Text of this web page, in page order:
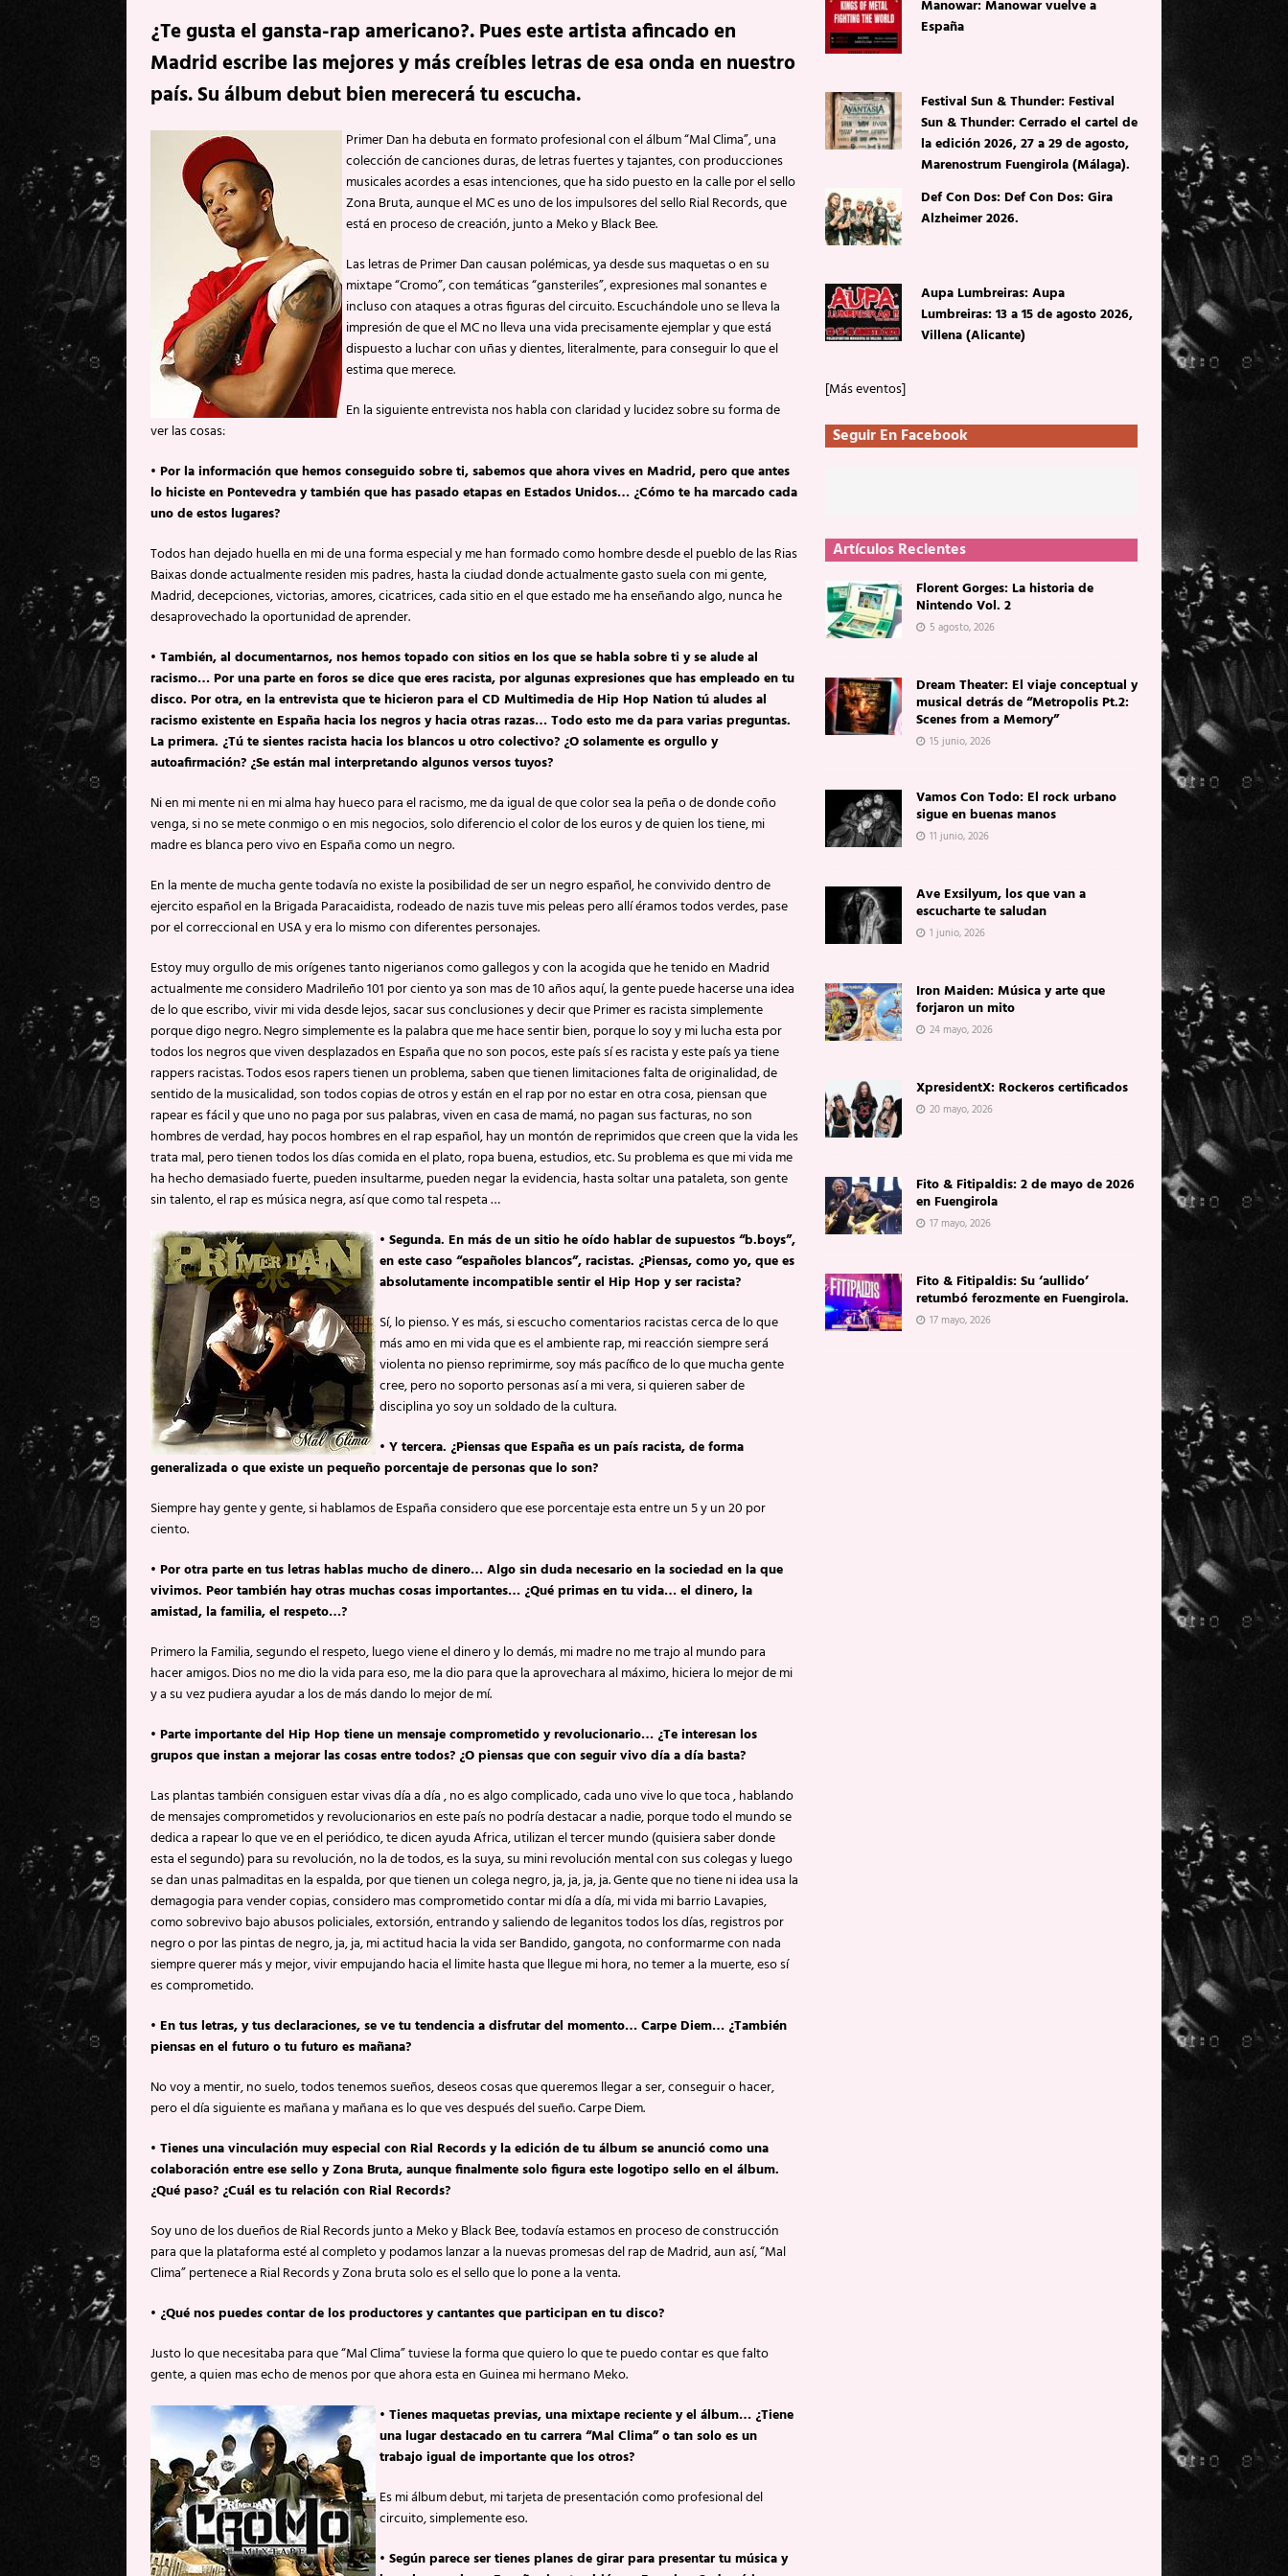
¿Te gusta el gansta-rap americano?. Pues este artista afincado en
Madrid escribe las mejores y más creíbles letras de esa onda en nuestro
país. Su álbum debut bien merecerá tu escucha.
Primer Dan ha debuta en formato profesional con el álbum “Mal Clima”, una
colección de canciones duras, de letras fuertes y tajantes, con producciones
musicales acordes a esas intenciones, que ha sido puesto en la calle por el sello
Zona Bruta, aunque el MC es uno de los impulsores del sello Rial Records, que
está en proceso de creación, junto a Meko y Black Bee.
Las letras de Primer Dan causan polémicas, ya desde sus maquetas o en su
mixtape “Cromo”, con temáticas “gansteriles”, expresiones mal sonantes e
incluso con ataques a otras figuras del circuito. Escuchándole uno se lleva la
impresión de que el MC no lleva una vida precisamente ejemplar y que está
dispuesto a luchar con uñas y dientes, literalmente, para conseguir lo que el
estima que merece.
En la siguiente entrevista nos habla con claridad y lucidez sobre su forma de
ver las cosas:
• Por la información que hemos conseguido sobre ti, sabemos que ahora vives en Madrid, pero que antes
lo hiciste en Pontevedra y también que has pasado etapas en Estados Unidos… ¿Cómo te ha marcado cada
uno de estos lugares?
Todos han dejado huella en mi de una forma especial y me han formado como hombre desde el pueblo de las Rias
Baixas donde actualmente residen mis padres, hasta la ciudad donde actualmente gasto suela con mi gente,
Madrid, decepciones, victorias, amores, cicatrices, cada sitio en el que estado me ha enseñando algo, nunca he
desaprovechado la oportunidad de aprender.
• También, al documentarnos, nos hemos topado con sitios en los que se habla sobre ti y se alude al
racismo… Por una parte en foros se dice que eres racista, por algunas expresiones que has empleado en tu
disco. Por otra, en la entrevista que te hicieron para el CD Multimedia de Hip Hop Nation tú aludes al
racismo existente en España hacia los negros y hacia otras razas… Todo esto me da para varias preguntas.
La primera. ¿Tú te sientes racista hacia los blancos u otro colectivo? ¿O solamente es orgullo y
autoafirmación? ¿Se están mal interpretando algunos versos tuyos?
Ni en mi mente ni en mi alma hay hueco para el racismo, me da igual de que color sea la peña o de donde coño
venga, si no se mete conmigo o en mis negocios, solo diferencio el color de los euros y de quien los tiene, mi
madre es blanca pero vivo en España como un negro.
En la mente de mucha gente todavía no existe la posibilidad de ser un negro español, he convivido dentro de
ejercito español en la Brigada Paracaidista, rodeado de nazis tuve mis peleas pero allí éramos todos verdes, pase
por el correccional en USA y era lo mismo con diferentes personajes.
Estoy muy orgullo de mis orígenes tanto nigerianos como gallegos y con la acogida que he tenido en Madrid
actualmente me considero Madrileño 101 por ciento ya son mas de 10 años aquí, la gente puede hacerse una idea
de lo que escribo, vivir mi vida desde lejos, sacar sus conclusiones y decir que Primer es racista simplemente
porque digo negro. Negro simplemente es la palabra que me hace sentir bien, porque lo soy y mi lucha esta por
todos los negros que viven desplazados en España que no son pocos, este país sí es racista y este país ya tiene
rappers racistas. Todos esos rapers tienen un problema, saben que tienen limitaciones falta de originalidad, de
sentido de la musicalidad, son todos copias de otros y están en el rap por no estar en otra cosa, piensan que
rapear es fácil y que uno no paga por sus palabras, viven en casa de mamá, no pagan sus facturas, no son
hombres de verdad, hay pocos hombres en el rap español, hay un montón de reprimidos que creen que la vida les
trata mal, pero tienen todos los días comida en el plato, ropa buena, estudios, etc. Su problema es que mi vida me
ha hecho demasiado fuerte, pueden insultarme, pueden negar la evidencia, hasta soltar una pataleta, son gente
sin talento, el rap es música negra, así que como tal respeta …
• Segunda. En más de un sitio he oído hablar de supuestos “b.boys”,
en este caso “españoles blancos”, racistas. ¿Piensas, como yo, que es
absolutamente incompatible sentir el Hip Hop y ser racista?
Sí, lo pienso. Y es más, si escucho comentarios racistas cerca de lo que
más amo en mi vida que es el ambiente rap, mi reacción siempre será
violenta no pienso reprimirme, soy más pacífico de lo que mucha gente
cree, pero no soporto personas así a mi vera, si quieren saber de
disciplina yo soy un soldado de la cultura.
• Y tercera. ¿Piensas que España es un país racista, de forma
generalizada o que existe un pequeño porcentaje de personas que lo son?
Siempre hay gente y gente, si hablamos de España considero que ese porcentaje esta entre un 5 y un 20 por
ciento.
• Por otra parte en tus letras hablas mucho de dinero… Algo sin duda necesario en la sociedad en la que
vivimos. Peor también hay otras muchas cosas importantes… ¿Qué primas en tu vida… el dinero, la
amistad, la familia, el respeto…?
Primero la Familia, segundo el respeto, luego viene el dinero y lo demás, mi madre no me trajo al mundo para
hacer amigos. Dios no me dio la vida para eso, me la dio para que la aprovechara al máximo, hiciera lo mejor de mi
y a su vez pudiera ayudar a los de más dando lo mejor de mí.
• Parte importante del Hip Hop tiene un mensaje comprometido y revolucionario… ¿Te interesan los
grupos que instan a mejorar las cosas entre todos? ¿O piensas que con seguir vivo día a día basta?
Las plantas también consiguen estar vivas día a día , no es algo complicado, cada uno vive lo que toca , hablando
de mensajes comprometidos y revolucionarios en este país no podría destacar a nadie, porque todo el mundo se
dedica a rapear lo que ve en el periódico, te dicen ayuda Africa, utilizan el tercer mundo (quisiera saber donde
esta el segundo) para su revolución, no la de todos, es la suya, su mini revolución mental con sus colegas y luego
se dan unas palmaditas en la espalda, por que tienen un colega negro, ja, ja, ja, ja. Gente que no tiene ni idea usa la
demagogia para vender copias, considero mas comprometido contar mi día a día, mi vida mi barrio Lavapies,
como sobrevivo bajo abusos policiales, extorsión, entrando y saliendo de leganitos todos los días, registros por
negro o por las pintas de negro, ja, ja, mi actitud hacia la vida ser Bandido, gangota, no conformarme con nada
siempre querer más y mejor, vivir empujando hacia el limite hasta que llegue mi hora, no temer a la muerte, eso sí
es comprometido.
• En tus letras, y tus declaraciones, se ve tu tendencia a disfrutar del momento… Carpe Diem… ¿También
piensas en el futuro o tu futuro es mañana?
No voy a mentir, no suelo, todos tenemos sueños, deseos cosas que queremos llegar a ser, conseguir o hacer,
pero el día siguiente es mañana y mañana es lo que ves después del sueño. Carpe Diem.
• Tienes una vinculación muy especial con Rial Records y la edición de tu álbum se anunció como una
colaboración entre ese sello y Zona Bruta, aunque finalmente solo figura este logotipo sello en el álbum.
¿Qué paso? ¿Cuál es tu relación con Rial Records?
Soy uno de los dueños de Rial Records junto a Meko y Black Bee, todavía estamos en proceso de construcción
para que la plataforma esté al completo y podamos lanzar a la nuevas promesas del rap de Madrid, aun así, “Mal
Clima” pertenece a Rial Records y Zona bruta solo es el sello que lo pone a la venta.
• ¿Qué nos puedes contar de los productores y cantantes que participan en tu disco?
Justo lo que necesitaba para que “Mal Clima” tuviese la forma que quiero lo que te puedo contar es que falto
gente, a quien mas echo de menos por que ahora esta en Guinea mi hermano Meko.
• Tienes maquetas previas, una mixtape reciente y el álbum… ¿Tiene
una lugar destacado en tu carrera “Mal Clima” o tan solo es un
trabajo igual de importante que los otros?
Es mi álbum debut, mi tarjeta de presentación como profesional del
circuito, simplemente eso.
• Según parece ser tienes planes de girar para presentar tu música y
Manowar: Manowar vuelve a
España
Festival Sun & Thunder: Festival
Sun & Thunder: Cerrado el cartel de
la edición 2026, 27 a 29 de agosto,
Marenostrum Fuengirola (Málaga).
Def Con Dos: Def Con Dos: Gira
Alzheimer 2026.
Aupa Lumbreiras: Aupa
Lumbreiras: 13 a 15 de agosto 2026,
Villena (Alicante)
[Más eventos]
Seguir En Facebook
Artículos Recientes
Florent Gorges: La historia de
Nintendo Vol. 2
5 agosto, 2026
Dream Theater: El viaje conceptual y
musical detrás de “Metropolis Pt.2:
Scenes from a Memory”
15 junio, 2026
Vamos Con Todo: El rock urbano
sigue en buenas manos
11 junio, 2026
Ave Exsilyum, los que van a
escucharte te saludan
1 junio, 2026
Iron Maiden: Música y arte que
forjaron un mito
24 mayo, 2026
XpresidentX: Rockeros certificados
20 mayo, 2026
Fito & Fitipaldis: 2 de mayo de 2026
en Fuengirola
17 mayo, 2026
Fito & Fitipaldis: Su ‘aullido’
retumbó ferozmente en Fuengirola.
17 mayo, 2026